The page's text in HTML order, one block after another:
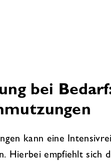
bei
kann eine
Hierbei empfiehlt sich